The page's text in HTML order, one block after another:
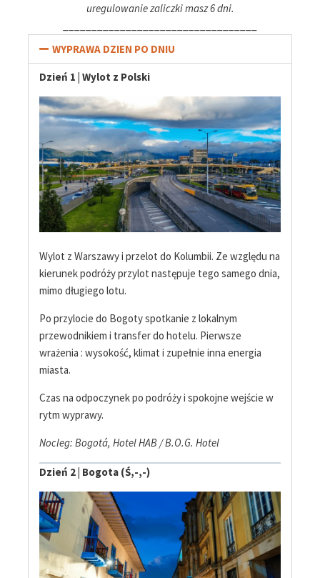
uregulowanie zaliczki masz 6 dni.
WYPRAWA DZIEN PO DNIU
Dzień 1 | Wylot z Polski
Wylot z Warszawy i przelot do Kolumbii. Ze względu na
kierunek podróży przylot następuje tego samego dnia,
mimo długiego lotu.
Po przylocie do Bogoty spotkanie z lokalnym
przewodnikiem i transfer do hotelu. Pierwsze
wrażenia : wysokość, klimat i zupełnie inna energia
miasta.
Czas na odpoczynek po podróży i spokojne wejście w
rytm wyprawy.
Nocleg: Bogotá, Hotel HAB / B.O.G. Hotel
Dzień 2 | Bogota (Ś,-,-)